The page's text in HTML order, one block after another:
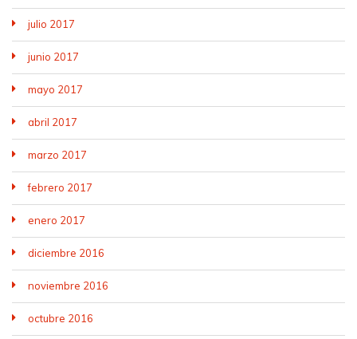
julio 2017
junio 2017
mayo 2017
abril 2017
marzo 2017
febrero 2017
enero 2017
diciembre 2016
noviembre 2016
octubre 2016